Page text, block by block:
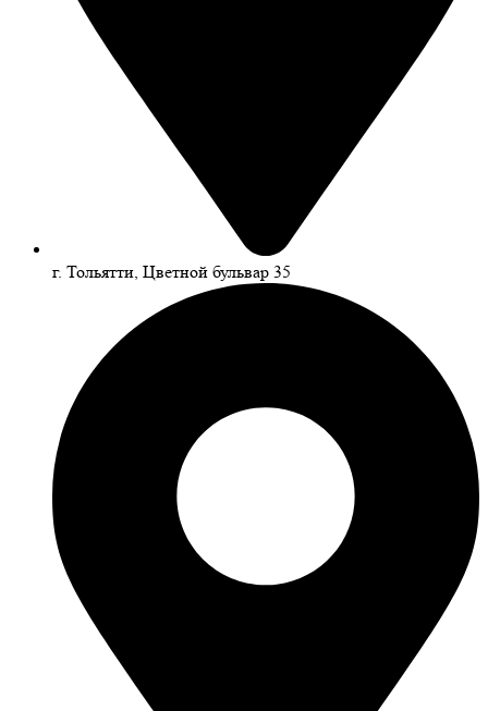
г. Тольятти, Цветной бульвар 35